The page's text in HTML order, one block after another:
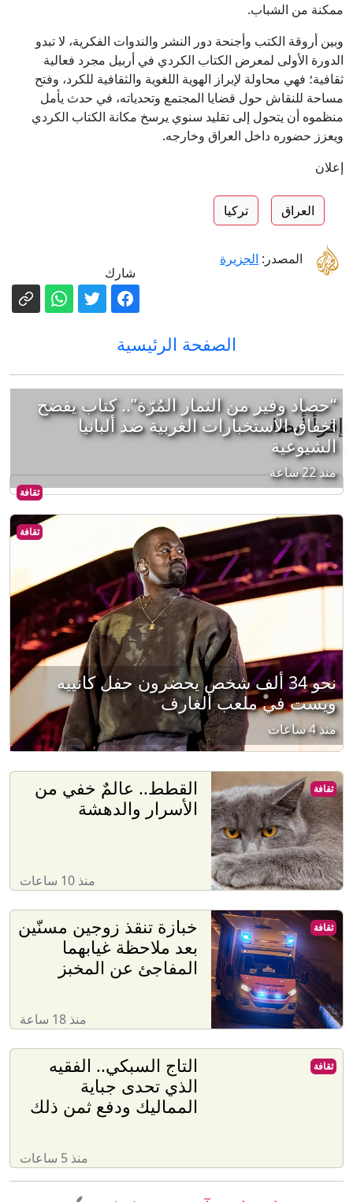
ممكنة من الشباب.
وبين أروقة الكتب وأجنحة دور النشر والندوات الفكرية، لا تبدو
الدورة الأولى لمعرض الكتاب الكردي في أربيل مجرد فعالية
ثقافية؛ فهي محاولة لإبراز الهوية اللغوية والثقافية للكرد، وفتح
مساحة للنقاش حول قضايا المجتمع وتحدياته، في حدث يأمل
منظموه أن يتحول إلى تقليد سنوي يرسخ مكانة الكتاب الكردي
ويعزز حضوره داخل العراق وخارجه.
إعلان
العراق تركيا
المصدر: الجزيرة
شارك
الصفحة الرئيسية
إقرأ أيضا
ثقافة
“حصاد وفير من الثمار المُرّة”.. كتاب يفضح
اخفاق الاستخبارات الغربية ضد ألبانيا
الشيوعية
منذ 22 ساعة
ثقافة
نحو 34 ألف شخص يحضرون حفل كانييه
ويست في ملعب ألغارف
منذ 4 ساعات
القطط.. عالمٌ خفي من
الأسرار والدهشة
منذ 10 ساعات
ثقافة
خبازة تنقذ زوجين مسنّين
بعد ملاحظة غيابهما
المفاجئ عن المخبز
منذ 18 ساعة
ثقافة
التاج السبكي.. الفقيه
الذي تحدى جباية
المماليك ودفع ثمن ذلك
منذ 5 ساعات
ثقافة